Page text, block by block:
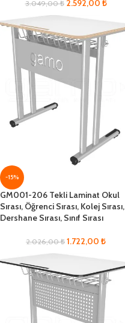
3.049,00₺ 2.592,00 ₺
-15%
GM001-206 Tekli Laminat Okul
Sırası, Öğrenci Sırası, Kolej Sırası,
Dershane Sırası, Sınıf Sırası
2.026,00₺ 1.722,00 ₺